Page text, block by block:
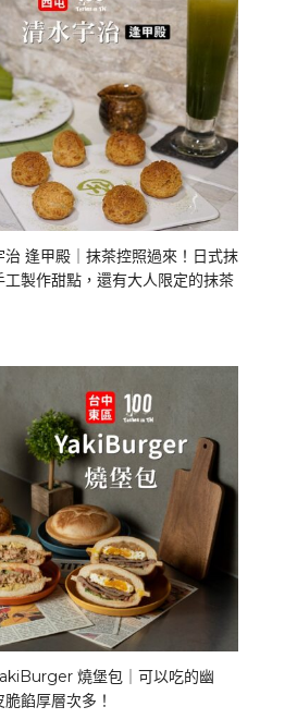
治 逢甲殿｜抹茶控照過來！日式抹
製作甜點，還有大人限定的抹茶
燒堡包｜可以吃的幽
餡厚層次多！